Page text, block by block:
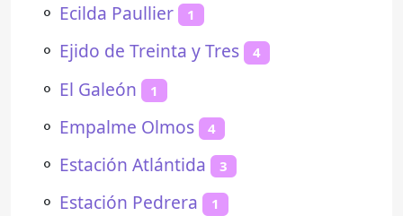
⚬ Ecilda Paullier 1
⚬ Ejido de Treinta y Tres 4
⚬ El Galeón 1
⚬ Empalme Olmos 4
⚬ Estación Atlántida 3
⚬ Estación Pedrera 1